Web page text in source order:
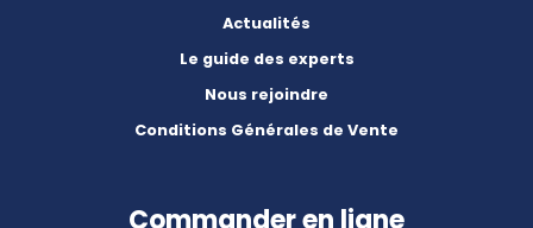
Actualités
Le guide des experts
Nous rejoindre
Conditions Générales de Vente
Commander en ligne